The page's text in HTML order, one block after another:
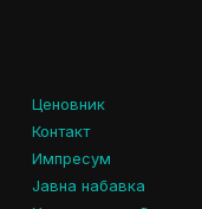
Ценовник
Контакт
Импресум
Јавна набавка